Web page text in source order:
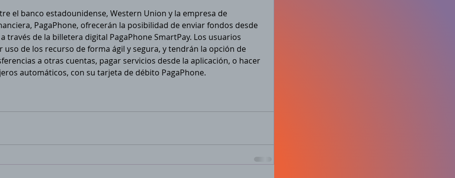
el banco estadounidense, Western Union y la empresa de
PagaPhone, ofrecerán la posibilidad de enviar fondos desde
a través de la billetera digital PagaPhone SmartPay. Los usuarios
uso de los recurso de forma ágil y segura, y tendrán la opción de
a otras cuentas, pagar servicios desde la aplicación, o hacer
automáticos, con su tarjeta de débito PagaPhone.